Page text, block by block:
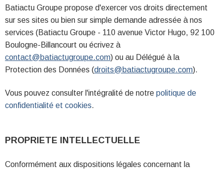
Batiactu Groupe propose d'exercer vos droits directement
sur ses sites ou bien sur simple demande adressée à nos
services (Batiactu Groupe - 110 avenue Victor Hugo, 92 100
Boulogne-Billancourt ou écrivez à
contact@batiactugroupe.com) ou au Délégué à la
Protection des Données (droits@batiactugroupe.com).
Vous pouvez consulter l'intégralité de notre politique de
confidentialité et cookies.
PROPRIETE INTELLECTUELLE
Conformément aux dispositions légales concernant la